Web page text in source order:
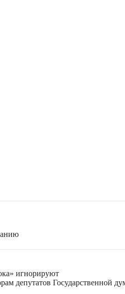
игнорируют
депутатов Государственной